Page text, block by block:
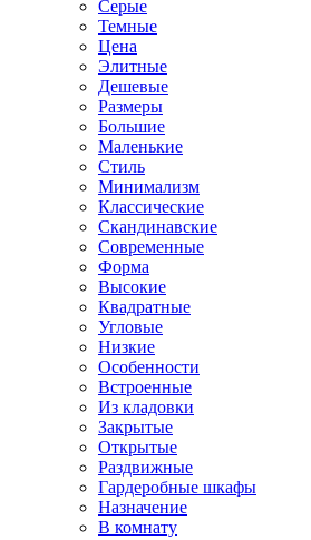
Серые
Темные
Цена
Элитные
Дешевые
Размеры
Большие
Маленькие
Стиль
Минимализм
Классические
Скандинавские
Современные
Форма
Высокие
Квадратные
Угловые
Низкие
Особенности
Встроенные
Из кладовки
Закрытые
Открытые
Раздвижные
Гардеробные шкафы
Назначение
В комнату